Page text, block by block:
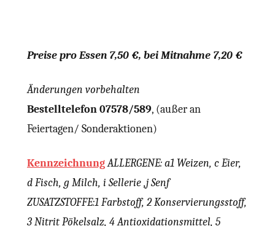
Preise pro Essen 7,50 €, bei Mitnahme 7,20 €
Änderungen vorbehalten
Bestelltelefon 07578/589, (außer an
Feiertagen/ Sonderaktionen)
KennzeichnungALLERGENE: a1 Weizen, c Eier,
d Fisch, g Milch, i Sellerie ,j Senf
ZUSATZSTOFFE:1 Farbstoff, 2 Konservierungsstoff,
3 Nitrit Pökelsalz, 4 Antioxidationsmittel, 5